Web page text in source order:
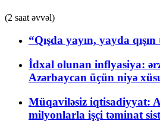
(2 saat əvvəl)
“Qışda yayın, yayda
İdxal olunan inflyasiya:
Azərbaycan üçün niyə
Müqaviləsiz iqtisadiyyat:
milyonlarla işçi təminat